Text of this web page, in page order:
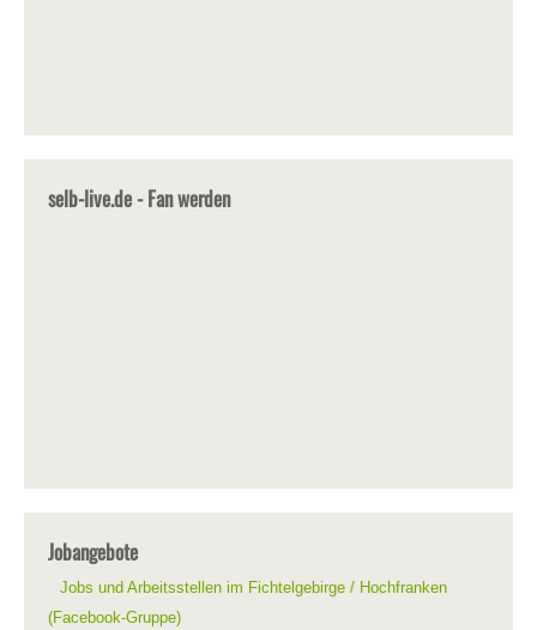
selb-live.de - Fan werden
Jobangebote
Jobs und Arbeitsstellen im Fichtelgebirge / Hochfranken
(Facebook-Gruppe)